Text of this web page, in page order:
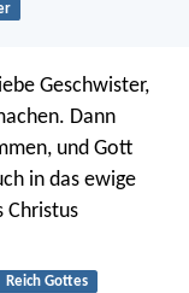
Geschwister,
Dann
und Gott
in das ewige
Christus
Reich Gottes